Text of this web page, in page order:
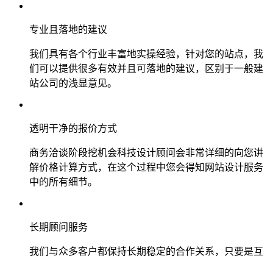
专业且落地的建议
我们具有各个行业丰富地实操经验，针对您的站点，我
们可以提供很多有效并且可落地的建议，区别于一般建
站公司的浅显意见。
透明干净的报价方式
商务洽谈阶段挖机会科技设计顾问会非常详细的向您讲
解价格计算方式，在这个过程中您会得知网站设计服务
中的所有细节。
长期顾问服务
我们与众多客户都保持长期稳定的合作关系，只要是互